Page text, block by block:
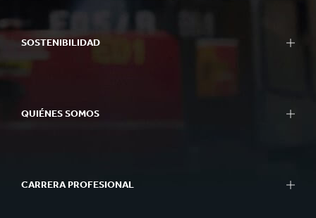
SOSTENIBILIDAD
QUIÉNES SOMOS
CARRERA PROFESIONAL